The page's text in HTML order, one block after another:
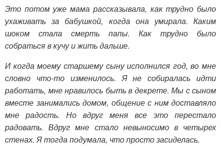
Это потом уже мама рассказывала, как трудно было
ухаживать за бабушкой, когда она умирала. Каким
шоком стала смерть папы. Как трудно было
собраться в кучу и жить дальше.
И когда моему старшему сыну исполнился год, во мне
словно что-то изменилось. Я не собиралась идти
работать, мне нравилось быть в декрете. Мы с сыном
вместе занимались домом, общение с ним доставляло
мне радость. Но вдруг меня все это перестало
радовать. Вдруг мне стало невыносимо в четырех
стенах. Я тогда подумала, что просто засиделась.